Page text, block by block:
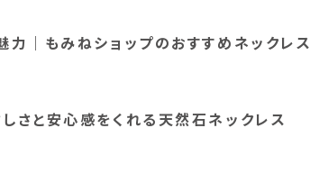
力｜もみねショップのおすすめネックレス
さと安心感をくれる天然石ネックレス